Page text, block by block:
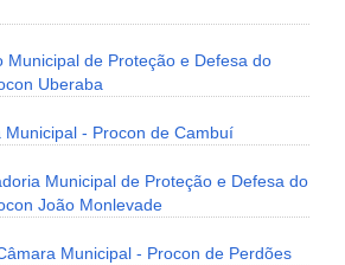
Municipal de Proteção e Defesa do
Uberaba
Municipal - Procon de Cambuí
Municipal de Proteção e Defesa do
João Monlevade
Municipal - Procon de Perdões